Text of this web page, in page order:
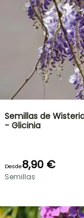
Semillas de
- Glicinia
Desde8,90 €
Semillas